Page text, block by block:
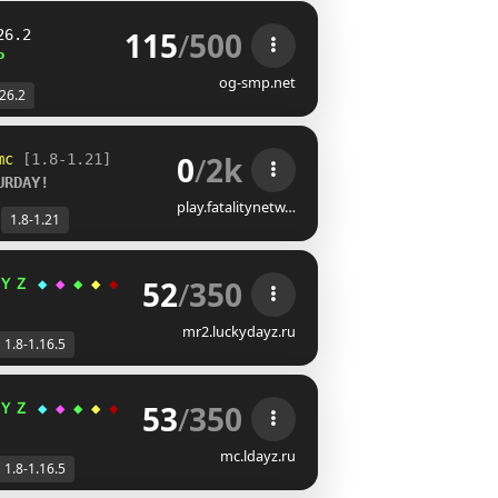
115/500
og-smp.net
[1.8-1.21]
0/2k
play.fatalitynetw…
1.8-1.21
Ｚ ◆ ◆ ◆ ◆ ◆ |ОРУЖИЯ |КЛАНЫ ЗОМБИ
52/350
mr2.luckydayz.ru
1.8-1.16.5
Ｚ ◆ ◆ ◆ ◆ ◆ |ОРУЖИЯ |КЛАНЫ ЗОМБИ
53/350
mc.ldayz.ru
1.8-1.16.5